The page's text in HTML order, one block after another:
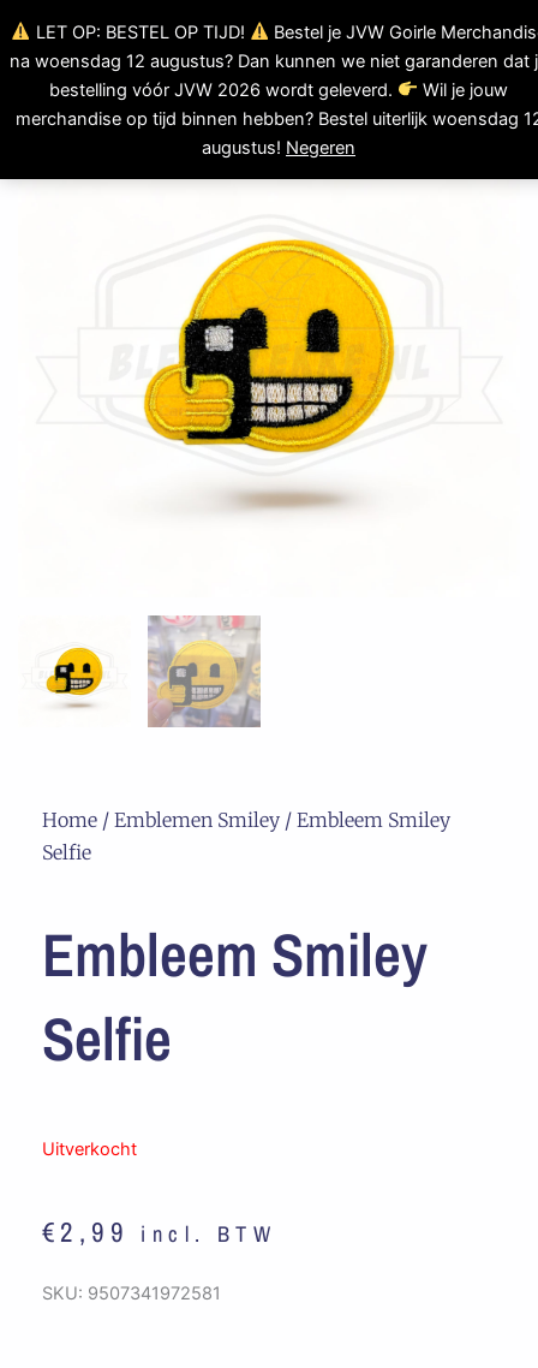
LET OP: BESTEL OP TIJD!
Bestel je JVW Goirle
na woensdag 12 augustus? Dan kunnen we niet garanderen dat
bestelling vóór JVW 2026 wordt geleverd.
Wil je jouw
merchandise op tijd binnen hebben? Bestel uiterlijk woensdag
augustus! Negeren
naar
de
inhoud
0
Winkelwagen
Home / Emblemen Smiley / Embleem Smiley
Selfie
Embleem Smiley
Selfie
Uitverkocht
€2,99 incl. BTW
SKU: 9507341972581